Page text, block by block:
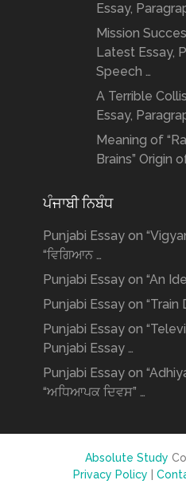
Essay,
Mission
Latest Essay,
Speech …
A Terrible
Essay,
Meaning of
Brains” Origin
ਪੰਜਾਬੀ ਨਿਬੰਧ
Punjabi Essay on
“ਵਿਗਿਆਨ …
Punjabi Essay on “An
Punjabi Essay on “Train
Punjabi Essay on
Punjabi Essay …
Punjabi Essay on
“ਅਧਿਆਪਕ ਦਿਵਸ” …
Absolute Study
Privacy Policy